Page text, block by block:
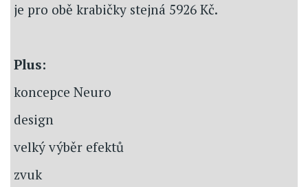
je pro obě krabičky stejná 5926 Kč.
Plus:
koncepce Neuro
design
velký výběr efektů
zvuk